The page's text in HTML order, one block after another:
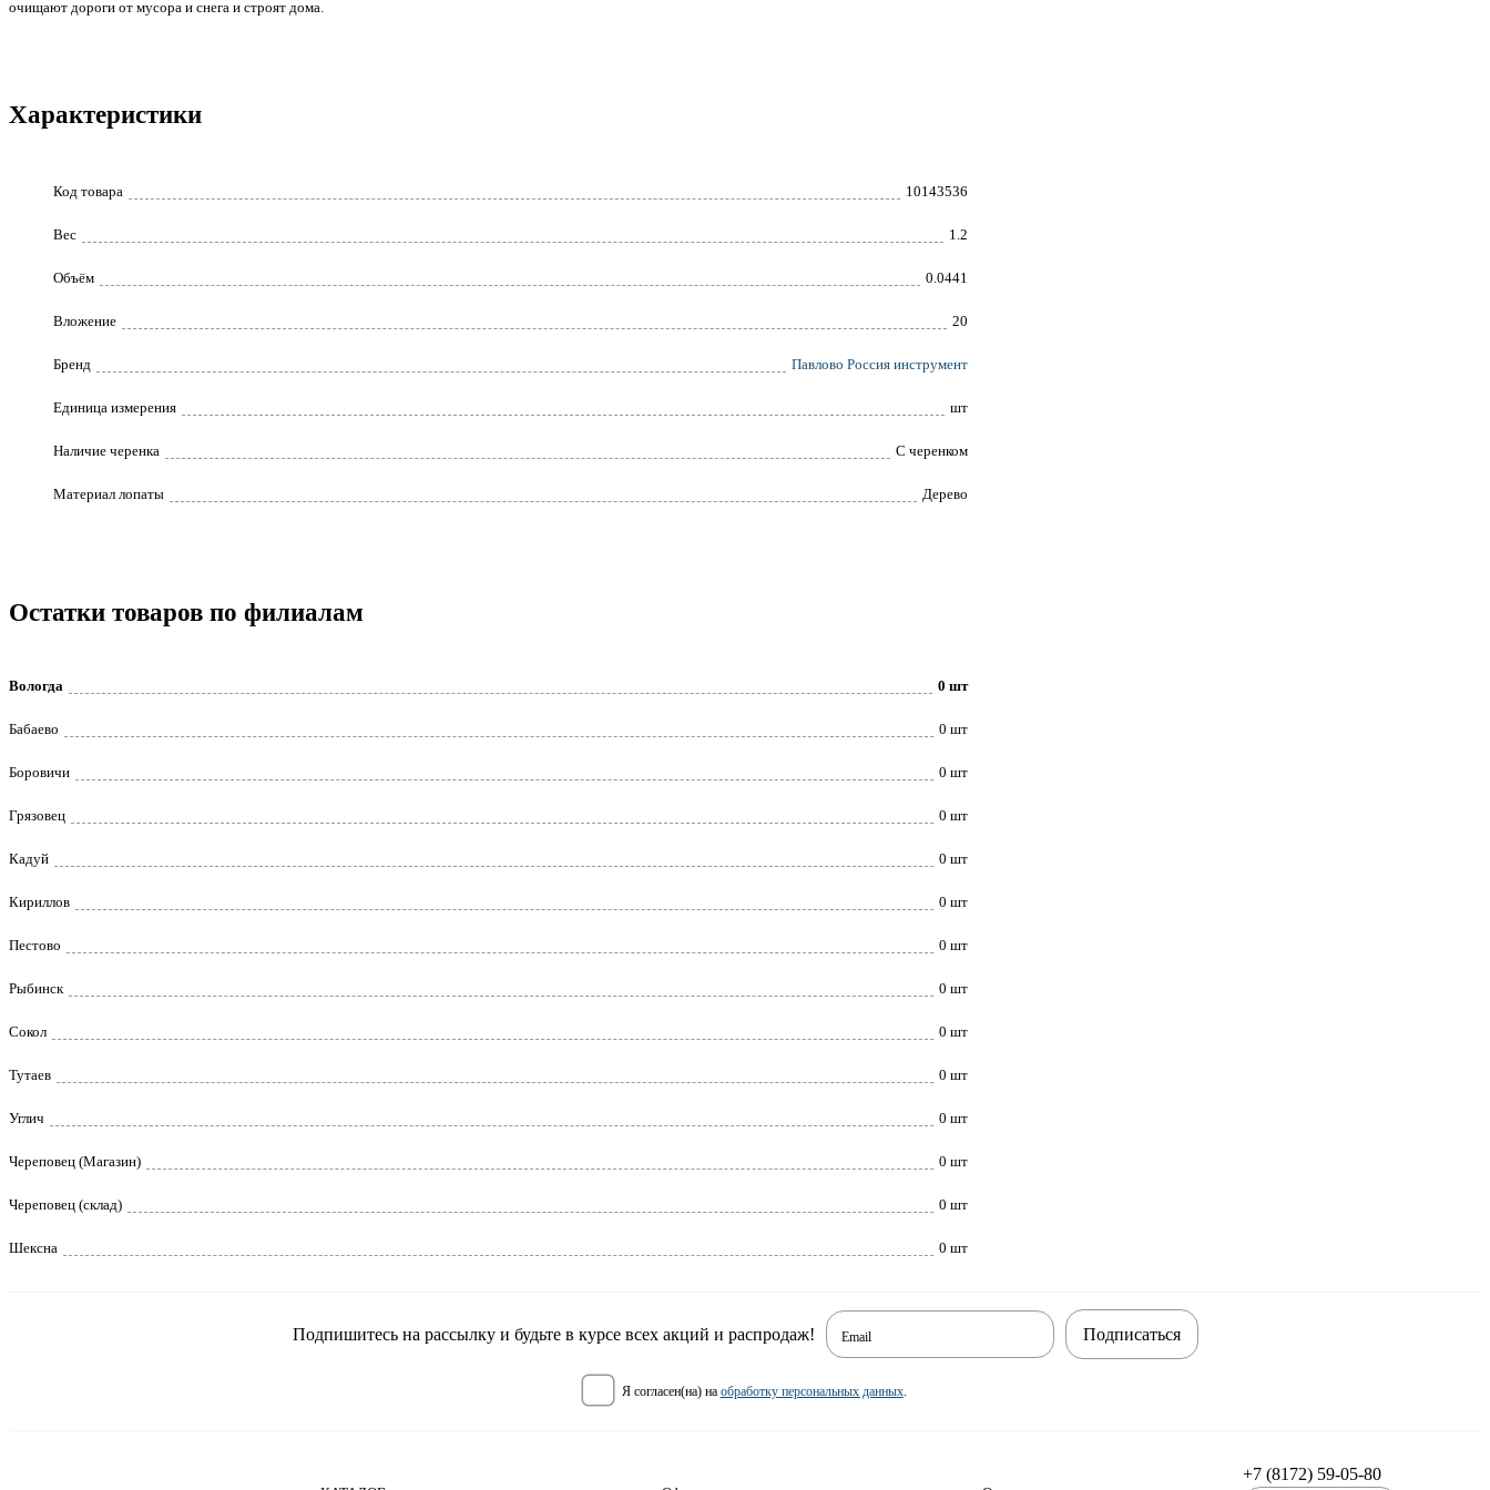
очищают дороги от мусора и снега и строят дома.
Характеристики
Код товара 10143536
Вес 1.2
Объём 0.0441
Вложение 20
Бренд Павлово Россия инструмент
Единица измерения шт
Наличие черенка С черенком
Материал лопаты Дерево
Остатки товаров по филиалам
Вологда 0 шт
Бабаево 0 шт
Боровичи 0 шт
Грязовец 0 шт
Кадуй 0 шт
Кириллов 0 шт
Пестово 0 шт
Рыбинск 0 шт
Сокол 0 шт
Тутаев 0 шт
Углич 0 шт
Череповец (Магазин) 0 шт
Череповец (склад) 0 шт
Шексна 0 шт
Подпишитесь на рассылку и будьте в курсе всех акций и распродаж! Email
я согласен(на) на обработку персональных данных.
Подписаться
+7 (8172) 59-05-80